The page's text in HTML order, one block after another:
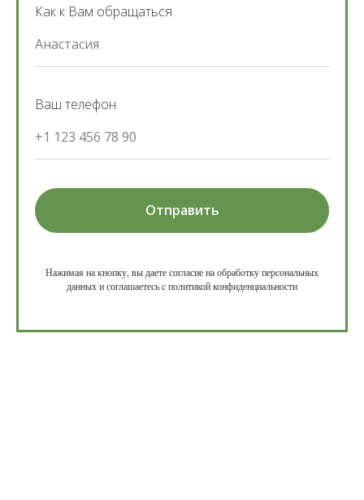
Как к Вам обращаться
Анастасия
Ваш телефон
+1 123 456 78 90
Отправить
Нажимая на кнопку, вы даете согласие на обработку персональных
данных и соглашаетесь c политикой конфиденциальности